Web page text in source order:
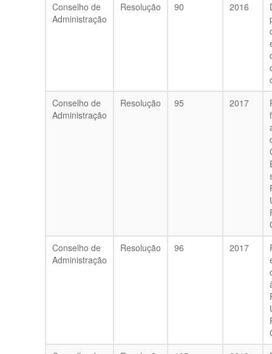
Conselho de
Administração
Resolução 90 2016
Conselho de
Administração
Resolução 95 2017
Conselho de
Administração
Resolução 96 2017